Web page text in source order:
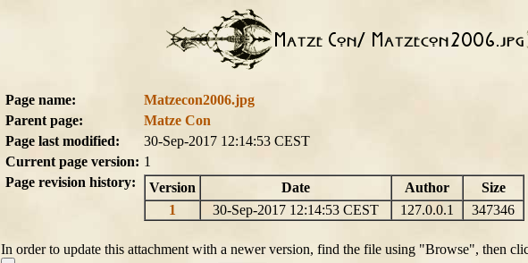
Page name:
Matzecon2006.jpg
Parent page:
Matze Con
Page last modified:
30-Sep-2017 12:14:53 CEST
Current page version: 1
Page revision history:
Version Date Author
Size
1
30-Sep-2017 12:14:53 CEST 127.0.0.1 347346
In order to update this attachment with a newer version, find the file using "Browse", then